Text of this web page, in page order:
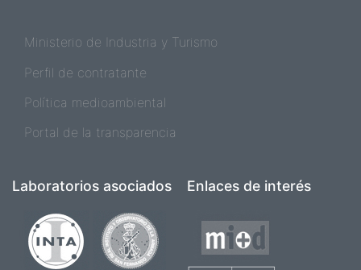
Ministerio de Industria y Turismo
Perfil de contratante
Política medioambiental
Portal de la transparencia
Laboratorios asociados
Imagen Imagen
Enlaces de interés
Imagen